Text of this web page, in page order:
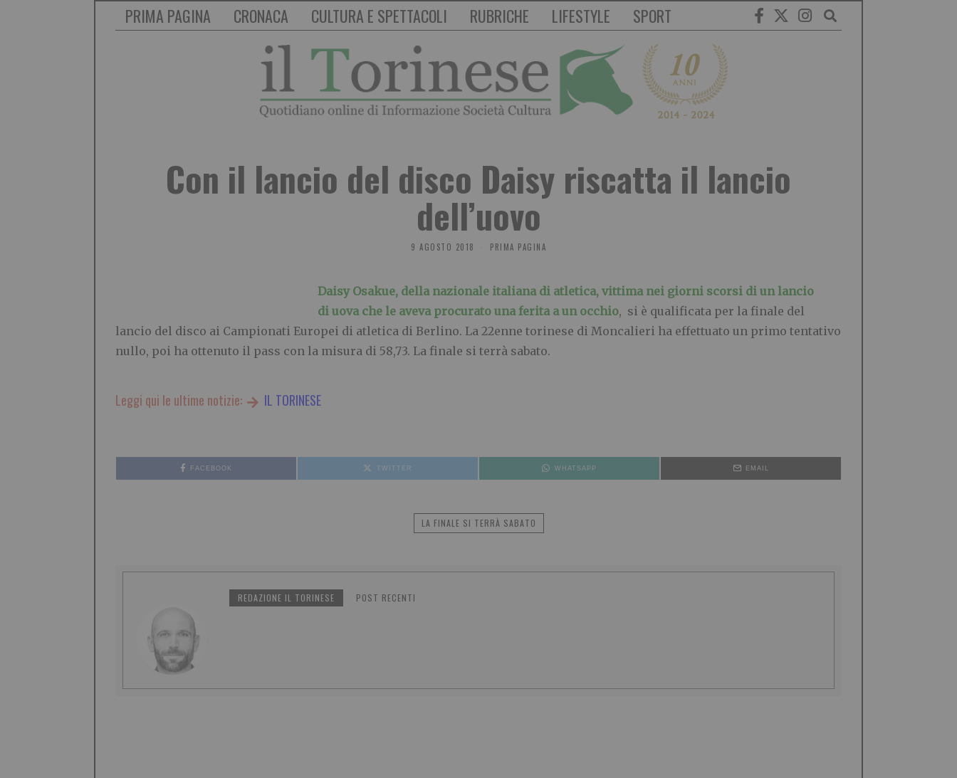
PRIMA PAGINA CRONACA CULTURA E SPETTACOLI RUBRICHE LIFESTYLE SPORT
Con il lancio del disco Daisy riscatta il lancio
dell’uovo
9 AGOSTO 2018 PRIMA PAGINA
Daisy Osakue, della nazionale italiana di atletica, vittima nei giorni scorsi di un lancio
di uova che le aveva procurato una ferita a un occhio, si è qualificata per la finale del
lancio del disco ai Campionati Europei di atletica di Berlino. La 22enne torinese di Moncalieri ha effettuato un primo tentativo
nullo, poi ha ottenuto il pass con la misura di 58,73. La finale si terrà sabato.
Leggi qui le ultime notizie: IL TORINESE
FACEBOOK TWITTER WHATSAPP EMAIL
LA FINALE SI TERRÀ SABATO
REDAZIONE IL TORINESE POST RECENTI